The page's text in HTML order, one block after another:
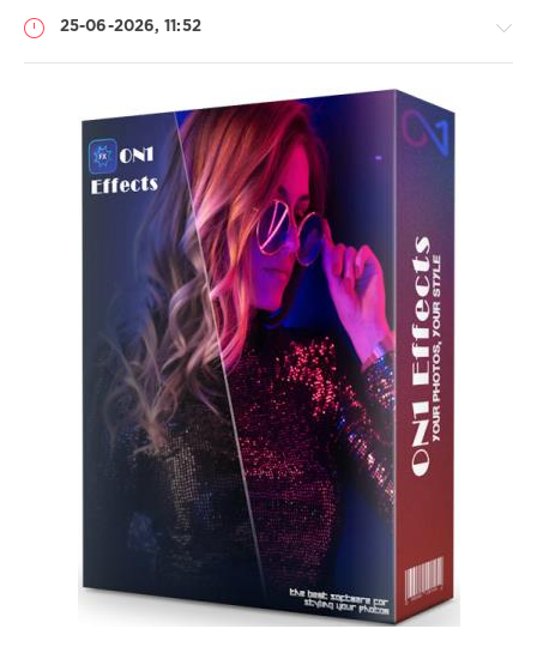
25-06-2026, 11:52
Софт
SamDel
оптимизация ,
создать
фотоэффекты